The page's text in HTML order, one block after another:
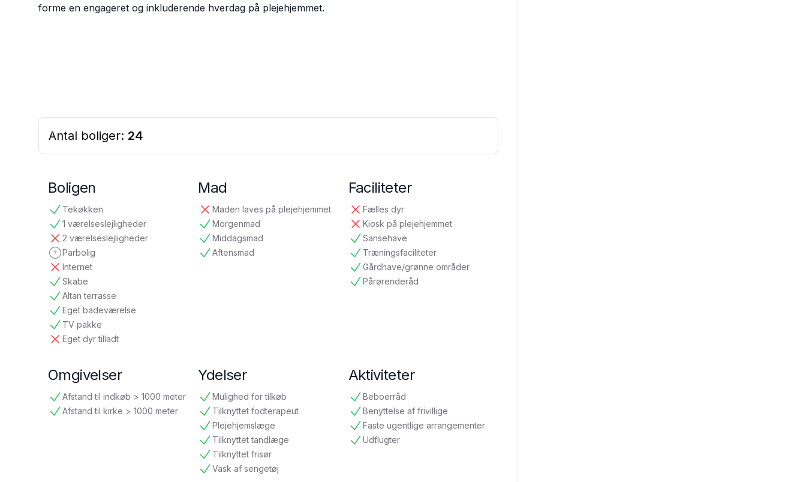
forme en engageret og inkluderende hverdag på plejehjemmet.
Antal boliger: 24
Boligen
Tekøkken
tilgængelig
1 værelseslejligheder
tilgængelig
2 værelseslejligheder
ikke tilgængelig
Parbolig
ikke oplyst
Internet
ikke tilgængelig
Skabe
tilgængelig
Altan terrasse
tilgængelig
Eget badeværelse
tilgængelig
TV pakke
tilgængelig
Eget dyr tilladt
ikke tilgængelig
Mad
Maden laves på plejehjemmet
ikke tilgængelig
Morgenmad
tilgængelig
Middagsmad
tilgængelig
Aftensmad
tilgængelig
Faciliteter
Fælles dyr
ikke tilgængelig
Kiosk på plejehjemmet
ikke tilgængelig
Sansehave
tilgængelig
Træningsfaciliteter
tilgængelig
Gårdhave/grønne områder
tilgængelig
Pårørenderåd
tilgængelig
Omgivelser
Afstand til indkøb > 1000 meter
tilgængelig
Afstand til kirke > 1000 meter
tilgængelig
Ydelser
Mulighed for tilkøb
tilgængelig
Tilknyttet fodterapeut
tilgængelig
Plejehjemslæge
tilgængelig
Tilknyttet tandlæge
tilgængelig
Tilknyttet frisør
tilgængelig
Vask af sengetøj
tilgængelig
Aktiviteter
Beboerråd
tilgængelig
Benyttelse af frivillige
tilgængelig
Faste ugentlige arrangementer
tilgængelig
Udflugter
tilgængelig